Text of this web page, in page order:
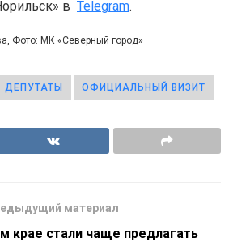
в Telegram.
Фото: МК «Северный город»
ДЕПУТАТЫ ОФИЦИАЛЬНЫЙ ВИЗИТ
материал
крае стали чаще предлагать